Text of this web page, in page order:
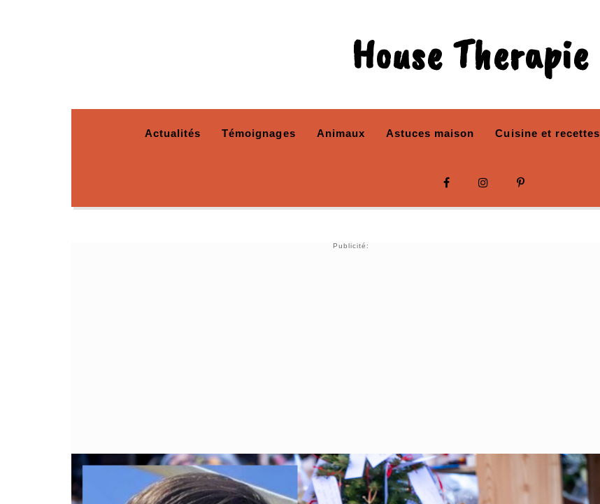
House Therapie
Actualités Témoignages Animaux Astuces maison Cuisine et recettes
Publicité: